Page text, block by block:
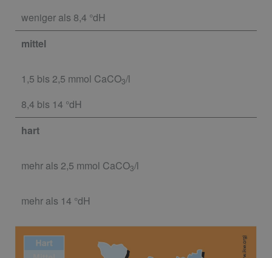
weniger als 8,4 °dH
mittel
1,5 bis 2,5 mmol CaCO3/l
8,4 bis 14 °dH
hart
mehr als 2,5 mmol CaCO3/l
mehr als 14 °dH